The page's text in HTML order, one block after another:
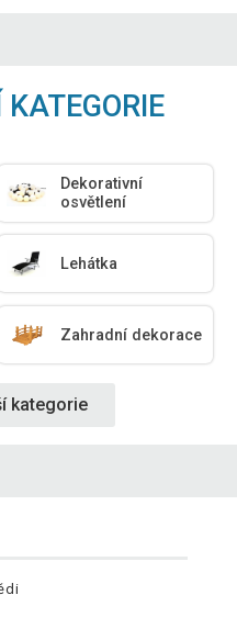
Dekorativní
osvětlení
Lehátka
Zahradní dekorace
kategorie